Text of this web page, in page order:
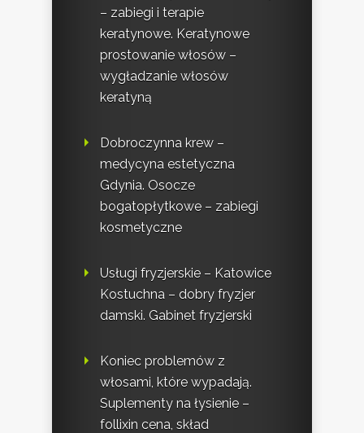
– zabiegi i terapie
keratynowe. Keratynowe
prostowanie włosów –
wygładzanie włosów
keratyną
Dobroczynna krew –
medycyna estetyczna
Gdynia. Osocze
bogatopłytkowe – zabiegi
kosmetyczne
Usługi fryzjerskie – Katowice
Kostuchna – dobry fryzjer
damski. Gabinet fryzjerski
Koniec problemów z
włosami, które wypadają.
Suplementy na łysienie –
follixin cena, skład